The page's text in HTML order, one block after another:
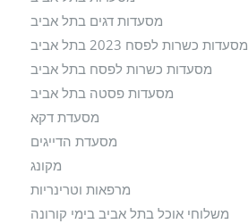
מסעדות דגים בתל אביב
מסעדות כשרות לפסח 2023 בתל אביב
מסעדות כשרות לפסח בתל אביב
מסעדות פסטה בתל אביב
מסעדת דקא
מסעדת הדייגים
מקונג
מרפאות וטרינריות
משלוחי אוכל בתל אביב בימי קורונה